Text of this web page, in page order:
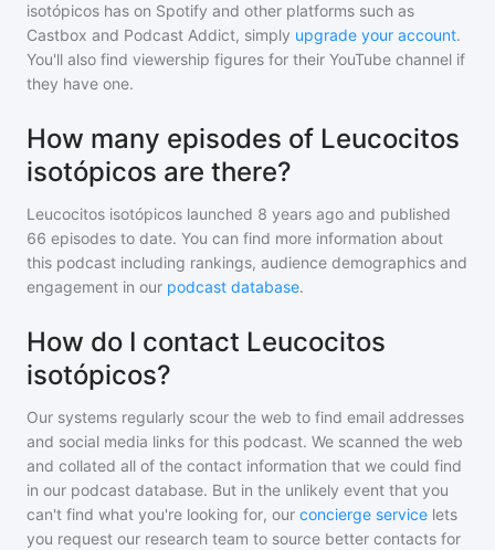
isotópicos has on Spotify and other platforms such as
Castbox and Podcast Addict, simply upgrade your account.
You'll also find viewership figures for their YouTube channel if
they have one.
How many episodes of Leucocitos
isotópicos are there?
Leucocitos isotópicos launched 8 years ago and published
66 episodes to date. You can find more information about
this podcast including rankings, audience demographics and
engagement in our podcast database.
How do I contact Leucocitos
isotópicos?
Our systems regularly scour the web to find email addresses
and social media links for this podcast. We scanned the web
and collated all of the contact information that we could find
in our podcast database. But in the unlikely event that you
can't find what you're looking for, our concierge service lets
you request our research team to source better contacts for